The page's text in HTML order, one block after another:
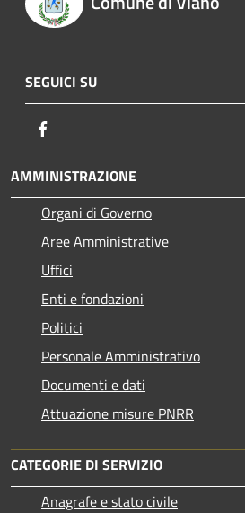
SEGUICI SU
AMMINISTRAZIONE
Organi di Governo
Aree Amministrative
Uffici
Enti e fondazioni
Politici
Personale Amministrativo
Documenti e dati
Attuazione misure PNRR
CATEGORIE DI SERVIZIO
Anagrafe e stato civile